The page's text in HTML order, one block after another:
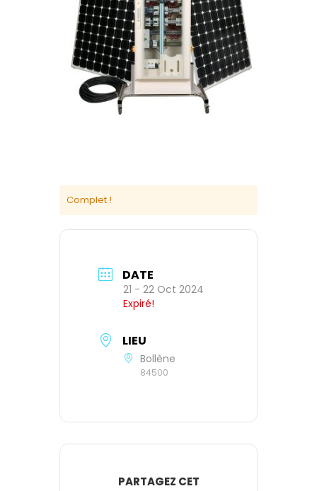
Complet !
DATE
21 - 22 Oct 2024
Expiré!
LIEU
Bollène
84500
PARTAGEZ CET